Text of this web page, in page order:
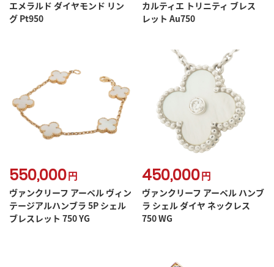
エメラルド ダイヤモンド リン
グ Pt950
カルティエ トリニティ ブレス
レット Au750
550,000円
ヴァンクリーフ アーペル ヴィン
テージアルハンブラ 5P シェル
ブレスレット 750 YG
450,000円
ヴァンクリーフ アーペル ハンブ
ラ シェル ダイヤ ネックレス
750 WG